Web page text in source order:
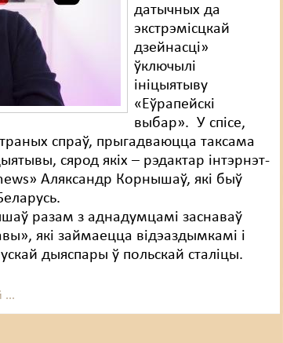
датычных да
экстрэмісцкай
дзейнасці»
ўключылі
ініцыятыву
«Еўрапейскі
выбар». У спісе,
спраў, прыгадваюцца таксама
сярод якіх – рэдактар інтэрнэт-
Аляксандр Корнышаў, які быў
разам з аднадумцамі заснаваў
які займаецца відэаздымкамі і
дыяспары ў польскай сталіцы.
...